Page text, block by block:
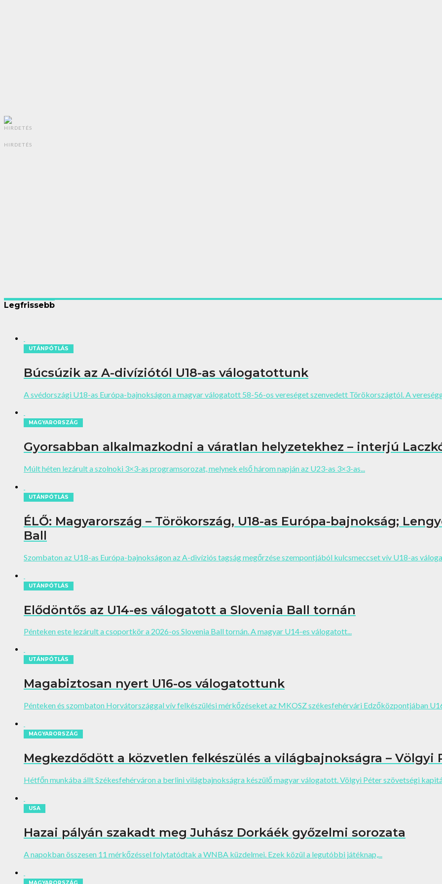
HIRDETÉS
HIRDETÉS
Legfrissebb
UTÁNPÓTLÁS
Búcsúzik az A-divíziótól U18-as válogatottunk
A svédországi U18-as Európa-bajnokságon a magyar válogatott 58-56-os vereséget szenvedett Törökországtól. A
MAGYARORSZÁG
Gyorsabban alkalmazkodni a váratlan helyzetekhez – interjú
Múlt héten lezárult a szolnoki 3×3-as programsorozat, melynek első három napján az U23-as 3×3-as...
UTÁNPÓTLÁS
ÉLŐ: Magyarország – Törökország, U18-as Európa-bajnokság;
Ball
Szombaton az U18-as Európa-bajnokságon az A-divíziós tagság megőrzése szempontjából kulcsmeccset vív U18-as
UTÁNPÓTLÁS
Elődöntős az U14-es válogatott a Slovenia Ball tornán
Pénteken este lezárult a csoportkör a 2026-os Slovenia Ball tornán. A magyar U14-es válogatott...
UTÁNPÓTLÁS
Magabiztosan nyert U16-os válogatottunk
Pénteken és szombaton Horvátországgal vív felkészülési mérkőzéseket az MKOSZ székesfehérvári Edzőközpontjában
MAGYARORSZÁG
Megkezdődött a közvetlen felkészülés a világbajnokságra – Völgyi
Hétfőn munkába állt Székesfehérváron a berlini világbajnokságra készülő magyar válogatott. Völgyi Péter szövetségi
USA
Hazai pályán szakadt meg Juhász Dorkáék győzelmi sorozata
A napokban összesen 11 mérkőzéssel folytatódtak a WNBA küzdelmei. Ezek közül a legutóbbi játéknap,...
MAGYARORSZÁG